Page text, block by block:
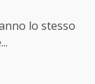
lo stesso